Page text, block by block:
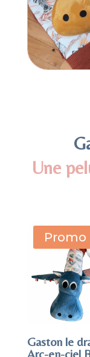
Une
Promo
Gaston le
Arc-en-ciel